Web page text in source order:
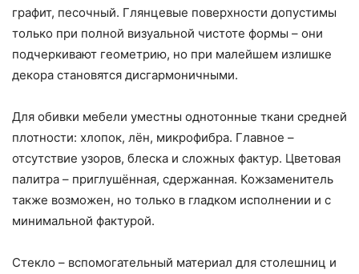
графит, песочный. Глянцевые поверхности допустимы
только при полной визуальной чистоте формы – они
подчеркивают геометрию, но при малейшем излишке
декора становятся дисгармоничными.
Для обивки мебели уместны однотонные ткани средней
плотности: хлопок, лён, микрофибра. Главное –
отсутствие узоров, блеска и сложных фактур. Цветовая
палитра – приглушённая, сдержанная. Кожзаменитель
также возможен, но только в гладком исполнении и с
минимальной фактурой.
Стекло – вспомогательный материал для столешниц и